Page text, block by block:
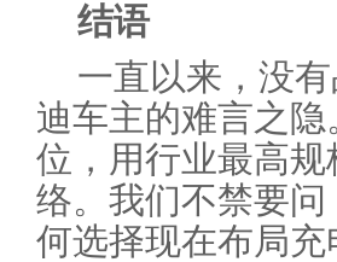
结语
一直以来，没
迪车主的难言之
位，用行业最高
络。我们不禁要
何选择现在布局充